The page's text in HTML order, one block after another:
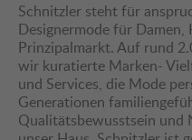
Schnitzler steht für
Designermode für
Prinzipalmarkt. Auf rund
wir kuratierte Marken-
und Services, die Mode
Generationen
Qualitätsbewusstsein und